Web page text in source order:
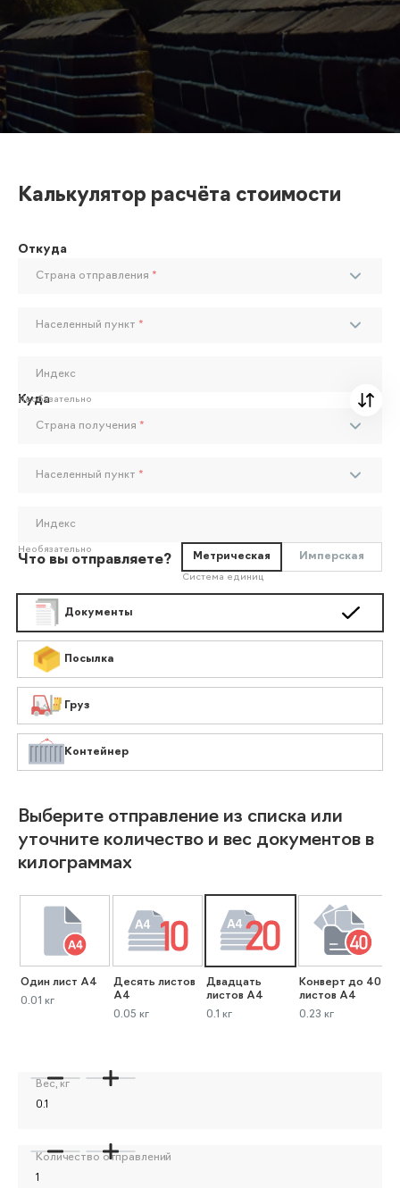
Калькулятор расчёта стоимости
Откуда
Страна отправления *
Населенный пункт *
Индекс
Необязательно
Куда
Страна получения *
Населенный пункт *
Индекс
Необязательно
Что вы отправляете? Метрическая Имперская
Система единиц
Документы
Посылка
Груз
Контейнер
Выберите отправление из списка или
уточните количество и вес документов в
килограммах
Один лист А4
0.01 кг
Десять листов
А4
0.05 кг
Двадцать
листов А4
0.1 кг
Конверт до 40
листов А4
0.23 кг
Вес, кг
Количество отправлений